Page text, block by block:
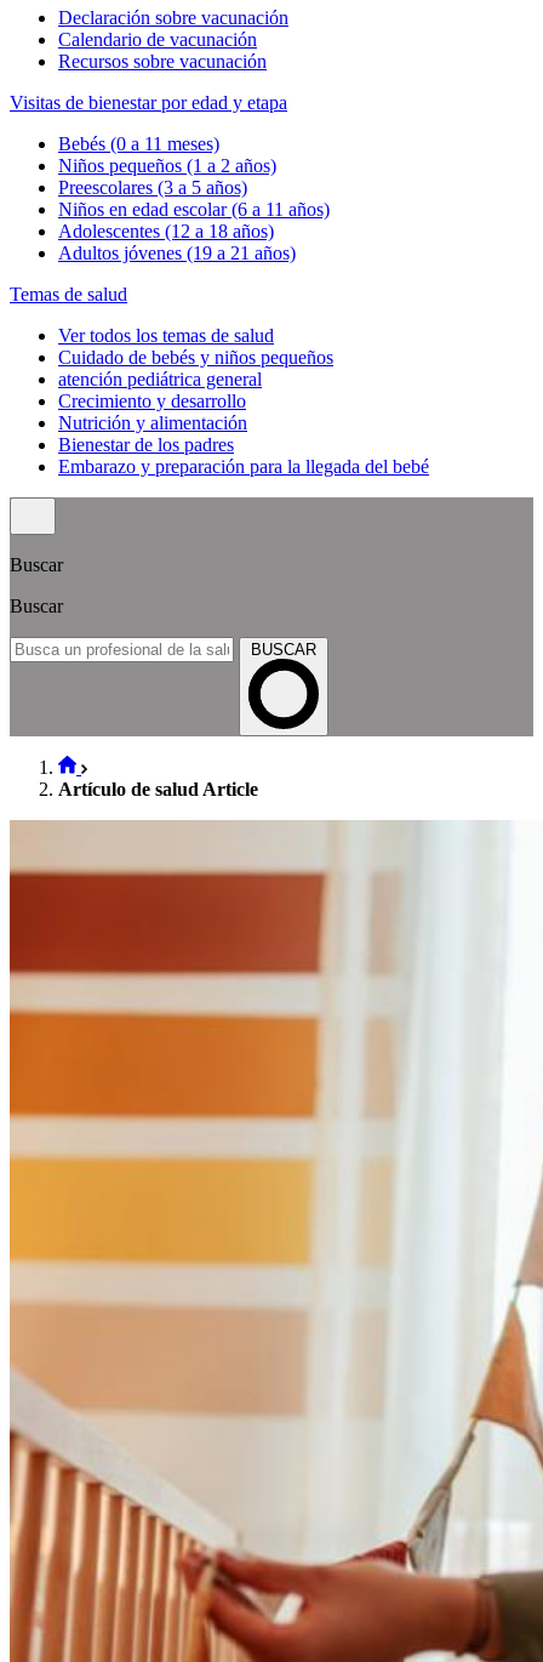
Declaración sobre vacunación
Calendario de vacunación
Recursos sobre vacunación
Visitas de bienestar por edad y etapa
Bebés (0 a 11 meses)
Niños pequeños (1 a 2 años)
Preescolares (3 a 5 años)
Niños en edad escolar (6 a 11 años)
Adolescentes (12 a 18 años)
Adultos jóvenes (19 a 21 años)
Temas de salud
Ver todos los temas de salud
Cuidado de bebés y niños pequeños
atención pediátrica general
Crecimiento y desarrollo
Nutrición y alimentación
Bienestar de los padres
Embarazo y preparación para la llegada del bebé
Buscar
Buscar
BUSCAR
Artículo de salud Article